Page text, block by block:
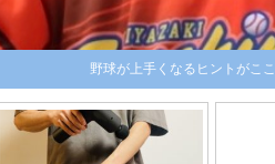
野球が上手くなるヒントがこ